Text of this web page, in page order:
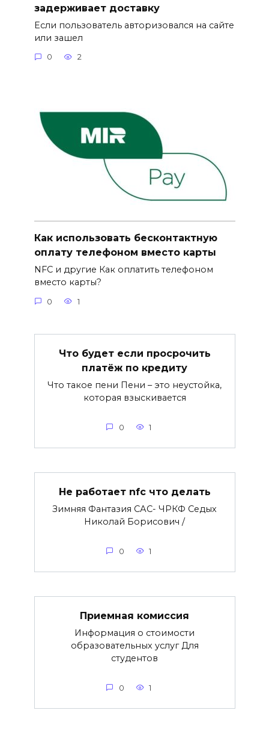
задерживает доставку
Если пользователь авторизовался на сайте
или зашел
0 2
Как использовать бесконтактную
оплату телефоном вместо карты
NFC и другие Как оплатить телефоном
вместо карты?
0 1
Что будет если просрочить
платёж по кредиту
Что такое пени Пени – это неустойка,
которая взыскивается
0 1
Не работает nfc что делать
Зимняя Фантазия САС- ЧРКФ Седых
Николай Борисович /
0 1
Приемная комиссия
Информация о стоимости
образовательных услуг Для
студентов
0 1